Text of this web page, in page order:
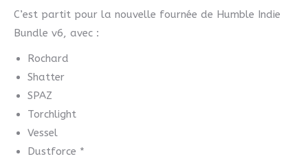
C’est partit pour la nouvelle fournée de Humble Indie
Bundle v6, avec :
Rochard
Shatter
SPAZ
Torchlight
Vessel
Dustforce *